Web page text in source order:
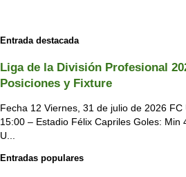
Entrada destacada
Liga de la División Profesional
Posiciones y Fixture
Fecha 12 Viernes, 31 de julio de 2026
15:00 – Estadio Félix Capriles Goles: Min
U...
Entradas populares